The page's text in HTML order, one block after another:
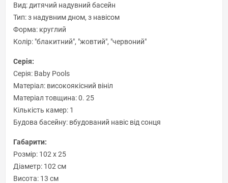
Вид: дитячий надувний басейн
Тип: з надувним дном, з навісом
Форма: круглий
Колір: "блакитний", "жовтий", "червоний"
Серія:
Серія: Baby Pools
Матеріал: високоякісний вініл
Матеріал товщина: 0. 25
Кількість камер: 1
Будова басейну: вбудований навіс від сонця
Габарити:
Розмір: 102 х 25
Діаметр: 102 см
Висота: 13 см